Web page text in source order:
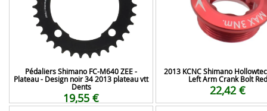
Pédaliers Shimano FC-M640 ZEE -
Plateau - Design noir 34 2013 plateau vtt
Dents
19,55 €
2013 KCNC Shimano
Left Arm Crank Bolt Red
22,42 €